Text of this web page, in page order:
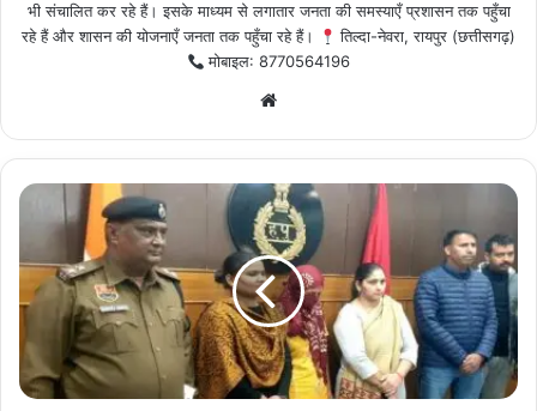
भी संचालित कर रहे हैं। इसके माध्यम से लगातार जनता की समस्याएँ प्रशासन तक पहुँचा
रहे हैं और शासन की योजनाएँ जनता तक पहुँचा रहे हैं।
तिल्दा-नेवरा, रायपुर (छत्तीसगढ़)
मोबाइल: 8770564196
Website